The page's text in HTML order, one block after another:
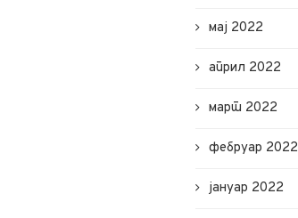
мај 2022
април 2022
март 2022
фебруар 2022
јануар 2022